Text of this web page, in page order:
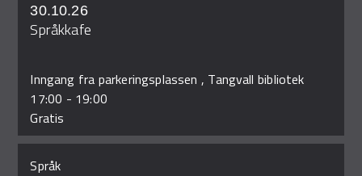
30.10.26
Språkkafe
Inngang fra parkeringsplassen , Tangvall bibliotek
17:00 - 19:00
Gratis
Språk